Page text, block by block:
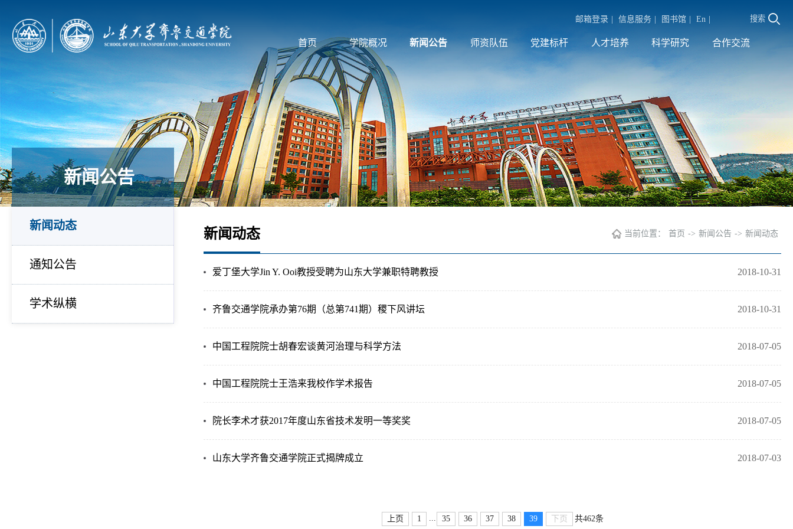
邮箱登录 信息服务 图书馆 En 搜索
首页 学院概况 新闻公告 师资队伍 党建标杆 人才培养 科学研究 合作交流
新闻公告
新闻动态
通知公告
学术纵横
新闻动态 当前位置： 首页 -> 新闻公告 -> 新闻动态
2018-10-31
爱丁堡大学Jin Y. Ooi教授受聘为山东大学兼职特聘教授
2018-10-31
齐鲁交通学院承办第76期（总第741期）稷下风讲坛
2018-07-05
中国工程院院士胡春宏谈黄河治理与科学方法
2018-07-05
中国工程院院士王浩来我校作学术报告
2018-07-05
院长李术才获2017年度山东省技术发明一等奖奖
2018-07-03
山东大学齐鲁交通学院正式揭牌成立
上页 1 ... 35 36 37 38 39 下页 共462条